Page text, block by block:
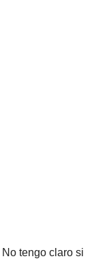
tengo claro si